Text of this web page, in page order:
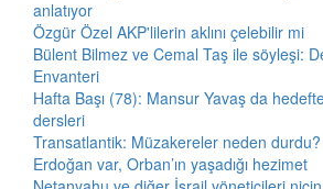
anlatıyor
Özgür Özel AKP'lilerin aklını çelebilir mi
Bülent Bilmez ve Cemal Taş ile söyleşi:
Envanteri
Hafta Başı (78): Mansur Yavaş da
dersleri
Transatlantik: Müzakereler neden
Erdoğan var, Orban’ın yaşadığı hezimet